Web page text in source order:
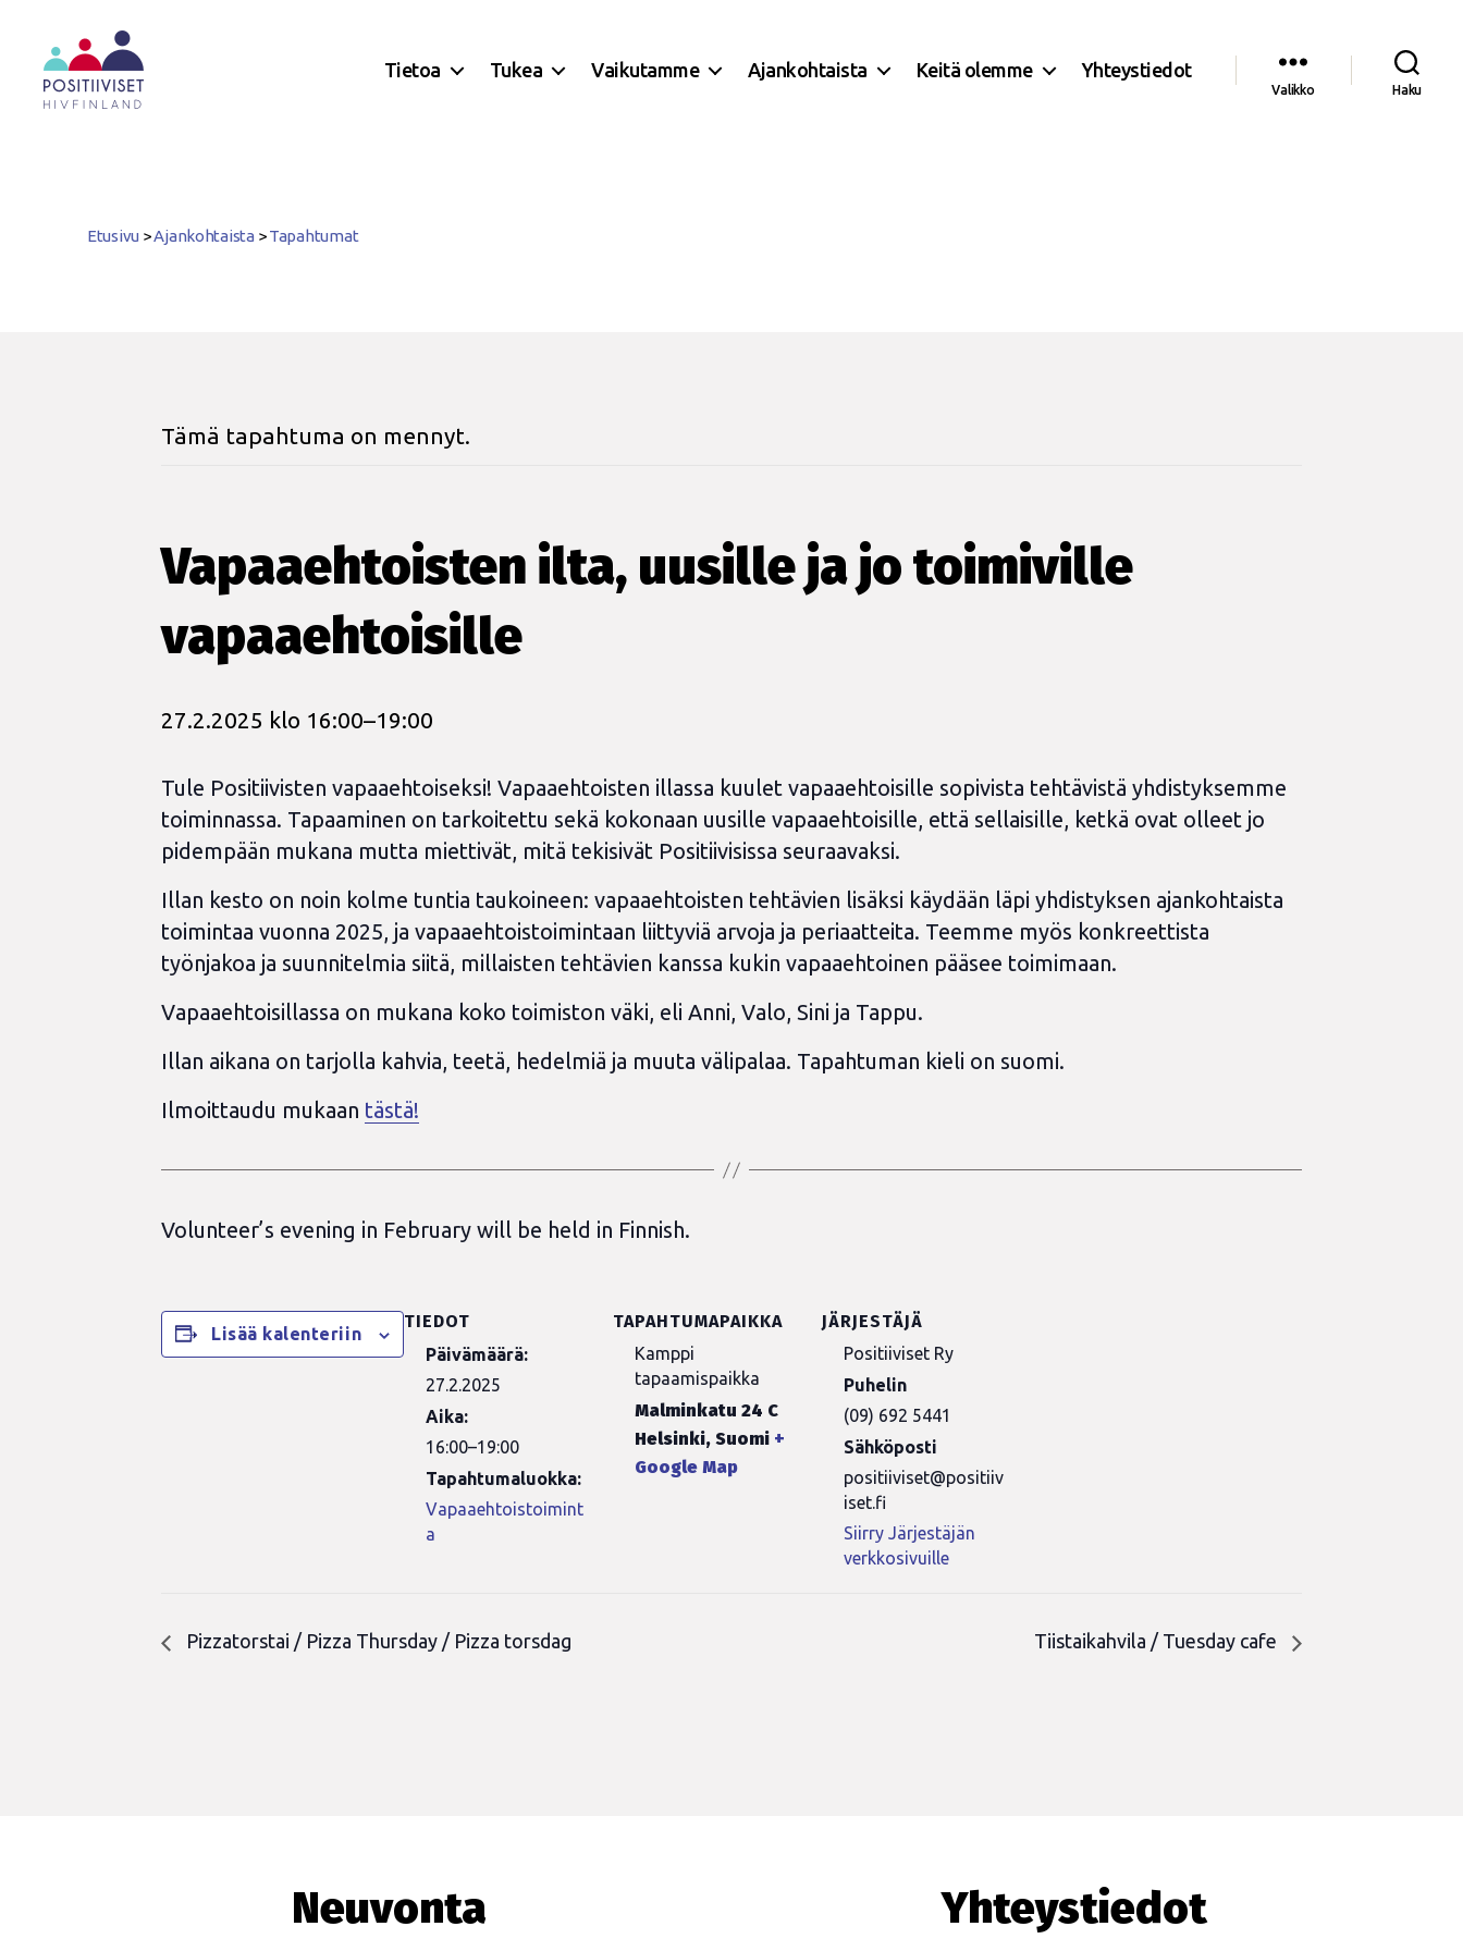
Tietoa Tukea Vaikutamme Ajankohtaista Keitä olemme Yhteystiedot
Valikko Haku
Etusivu >Ajankohtaista >Tapahtumat
Tämä tapahtuma on mennyt.
Vapaaehtoisten ilta, uusille ja jo toimiville
vapaaehtoisille
27.2.2025 klo 16:00–19:00
Tule Positiivisten vapaaehtoiseksi! Vapaaehtoisten illassa kuulet vapaaehtoisille sopivista tehtävistä yhdistyksemme
toiminnassa. Tapaaminen on tarkoitettu sekä kokonaan uusille vapaaehtoisille, että sellaisille, ketkä ovat olleet jo
pidempään mukana mutta miettivät, mitä tekisivät Positiivisissa seuraavaksi.
Illan kesto on noin kolme tuntia taukoineen: vapaaehtoisten tehtävien lisäksi käydään läpi yhdistyksen ajankohtaista
toimintaa vuonna 2025, ja vapaaehtoistoimintaan liittyviä arvoja ja periaatteita. Teemme myös konkreettista
työnjakoa ja suunnitelmia siitä, millaisten tehtävien kanssa kukin vapaaehtoinen pääsee toimimaan.
Vapaaehtoisillassa on mukana koko toimiston väki, eli Anni, Valo, Sini ja Tappu.
Illan aikana on tarjolla kahvia, teetä, hedelmiä ja muuta välipalaa. Tapahtuman kieli on suomi.
Ilmoittaudu mukaan tästä!
Volunteer’s evening in February will be held in Finnish.
Lisää kalenteriin
TIEDOT
Päivämäärä:
27.2.2025
Aika:
16:00–19:00
Tapahtumaluokka:
Vapaaehtoistoimint
a
TAPAHTUMAPAIKKA
Kamppi
tapaamispaikka
Malminkatu 24 C
Helsinki, Suomi +
Google Map
JÄRJESTÄJÄ
Positiiviset Ry
Puhelin
(09) 692 5441
Sähköposti
positiiviset@positiiv
iset.fi
Siirry Järjestäjän
verkkosivuille
Pizzatorstai / Pizza Thursday / Pizza torsdag Tiistaikahvila / Tuesday cafe
Neuvonta Yhteystiedot